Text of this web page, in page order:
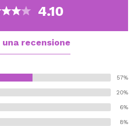
4.10
recensione
57%
20%
6%
8%